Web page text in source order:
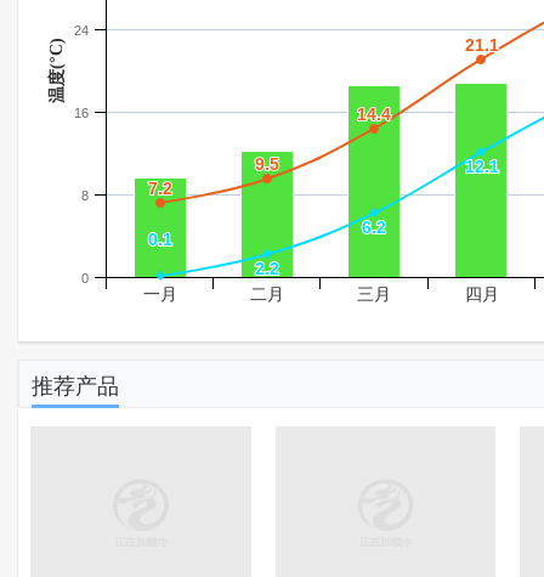
温度(°C)
7.2
7.2
9.5
9.5
14.4
14.4
21.1
21.1
0.1
0.1
2.2
2.2
6.2
6.2
12.1
12.1
一月 二月 三月 四月
0
8
16
24
推荐产品